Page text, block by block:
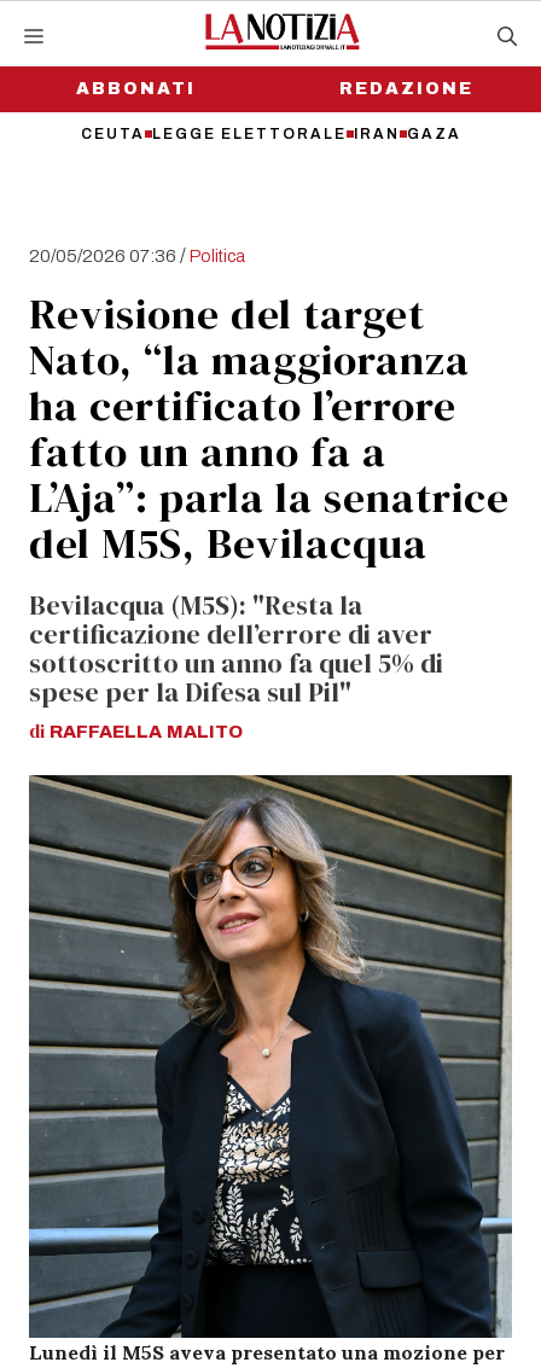
contenutoABBONATI
CEUTA LEGGE ELETTORALE IRAN GAZA
REDAZIONE
20/05/2026 07:36 /Politica
Revisione del target
Nato, “la maggioranza
ha certificato l’errore
fatto un anno fa a
L’Aja”: parla la senatrice
del M5S, Bevilacqua
Bevilacqua (M5S): "Resta la
certificazione dell’errore di aver
sottoscritto un anno fa quel 5% di
spese per la Difesa sul Pil"
di RAFFAELLA MALITO
Lunedì il M5S aveva presentato una mozione per